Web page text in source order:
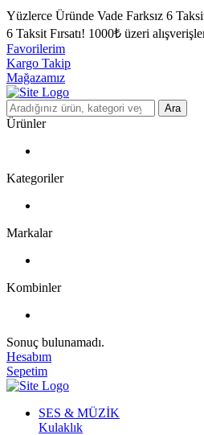
Yüzlerce Üründe Vade Farksız 6 Taksit
6 Taksit Fırsatı! 1000₺ üzeri
Favorilerim
Kargo Takip
Mağazamız
Ara
Ürünler
Kategoriler
Markalar
Kombinler
Sonuç bulunamadı.
Hesabım
Sepetim
SES & MÜZİK
Kulaklık